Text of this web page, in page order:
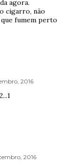
agora.
cigarro, não
fumem perto
2016
2016